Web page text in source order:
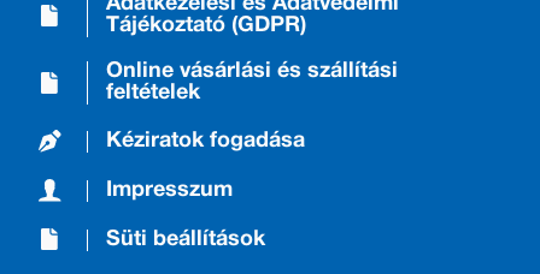
Adatkezelési és Adatvédelmi
Tájékoztató (GDPR)
Online vásárlási és szállítási
feltételek
Kéziratok fogadása
Impresszum
Süti beállítások